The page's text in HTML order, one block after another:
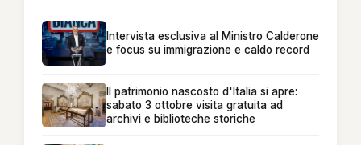
Intervista esclusiva al Ministro Calderone
e focus su immigrazione e caldo record
Il patrimonio nascosto d'Italia si apre:
sabato 3 ottobre visita gratuita ad
archivi e biblioteche storiche